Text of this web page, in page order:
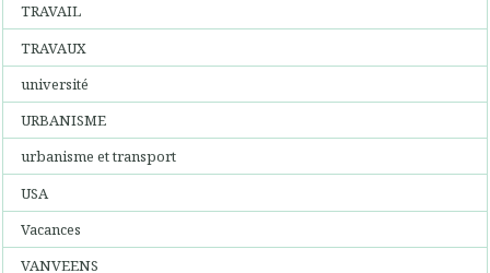
TRAVAIL
TRAVAUX
université
URBANISME
urbanisme et transport
USA
Vacances
VANVEENS